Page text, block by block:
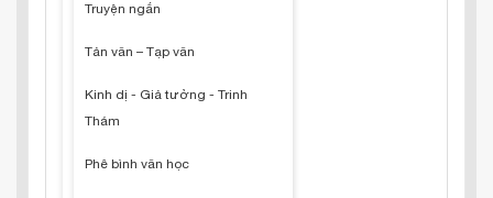
Truyện ngắn
Tản văn – Tạp văn
Kinh dị - Giả tưởng - Trinh
Thám
Phê bình văn học